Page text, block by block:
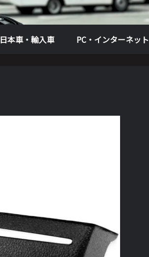
日本車・輸入車 PC・インターネット